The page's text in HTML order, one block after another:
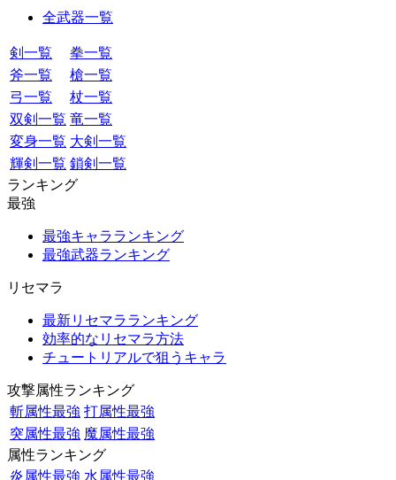
全武器一覧
剣一覧
拳一覧
斧一覧
槍一覧
弓一覧
杖一覧
双剣一覧 竜一覧
変身一覧 大剣一覧
輝剣一覧 鎖剣一覧
ランキング
最強
最強キャラランキング
最強武器ランキング
リセマラ
最新リセマラランキング
効率的なリセマラ方法
チュートリアルで狙うキャラ
攻撃属性ランキング
斬属性最強 打属性最強
突属性最強 魔属性最強
属性ランキング
炎属性最強 水属性最強